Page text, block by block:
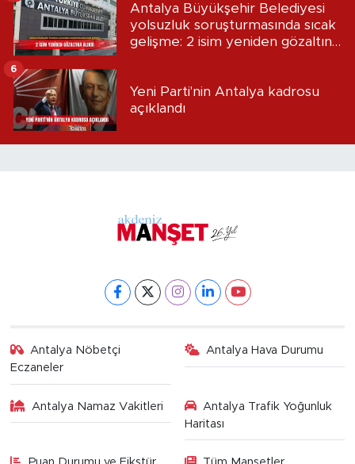
Antalya Büyükşehir Belediyesi
yolsuzluk soruşturmasında sıcak
gelişme: 2 isim yeniden gözaltına
Yeni Parti'nin Antalya kadrosu
açıklandı
6
Antalya Nöbetçi
Eczaneler
Antalya Hava Durumu
Antalya Namaz Vakitleri
Antalya Trafik Yoğunluk
Haritası